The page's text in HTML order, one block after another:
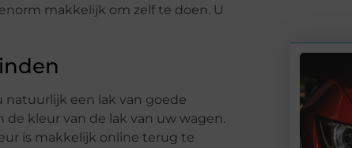
makkelijk om zelf te doen. U
een lak van goede
de kleur van de lak van uw wagen.
is makkelijk online terug te